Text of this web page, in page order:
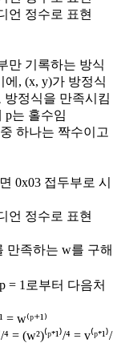
언 정수로 표현
만 기록하는 방식
에, (x, y)가 방정식
방정식을 만족시킴
p는 홀수임
하나는 짝수이고
0x03 접두부로 시
언 정수로 표현
만족하는 w를 구해
= 1로부터 다음처
w⁽ᵖ⁺¹⁾
= (w²)⁽ᵖ⁺¹⁾/⁴ = v⁽ᵖ⁺¹⁾/